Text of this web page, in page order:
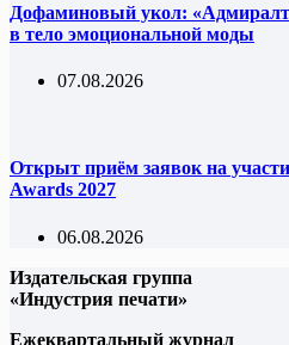
Дофаминовый укол:
в тело эмоциональной моды
07.08.2026
Открыт приём заявок на
Awards 2027
06.08.2026
Издательская группа
«Индустрия печати»
Ежеквартальный журнал